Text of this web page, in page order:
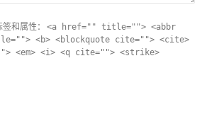
签和属性： <a href="" title=""> <abbr
<b> <blockquote cite=""> <cite>
<em> <i> <q cite=""> <strike>